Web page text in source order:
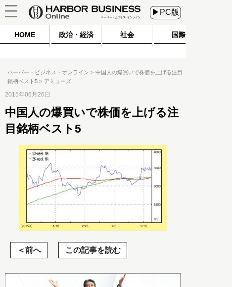
▶PC版
HOME 政治・経済 社会 国際
ハーバー・ビジネス・オンライン
中国人の爆買いで株価を上げる注目
銘柄ベスト5
アミューズ
2015年06月26日
中国人の爆買いで株価を上げる注
目銘柄ベスト5
前へ この記事を読む